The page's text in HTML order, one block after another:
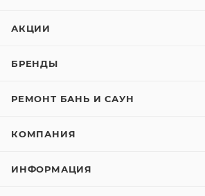
АКЦИИ
БРЕНДЫ
РЕМОНТ БАНЬ И САУН
КОМПАНИЯ
ИНФОРМАЦИЯ